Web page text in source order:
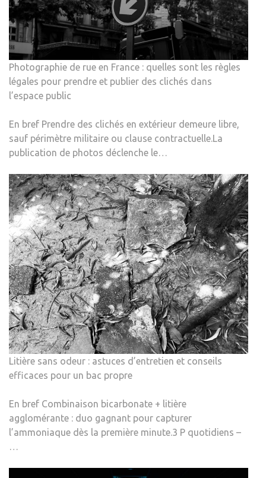
Photographie de rue en France : quelles sont les règles
légales pour prendre et publier des clichés dans
l’espace public
En bref Prendre des clichés en extérieur demeure libre,
sauf périmètre militaire ou clause contractuelle.La
publication de photos déclenche le…
Litière sans odeur : astuces d’entretien et conseils
efficaces pour un bac propre
En bref Combinaison bicarbonate + litière
agglomérante : duo gagnant pour capturer
l’ammoniaque dès la première minute.3 P quotidiens –